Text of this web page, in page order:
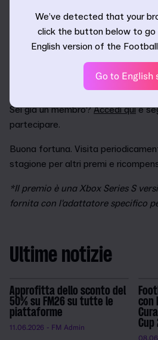
aggiornamenti sulle
chiunque altro e ottenere premi e
membri.
Se non ti sei ancora unito alla
Sei già un membro?Accedi quie
partecipare.
Buona fortuna. Visita
stagione per altri premi e
*Il premio è una Xbox Series S
fornita con l'adattatore specifico
Ultime notizie
Approfitta dello sconto del
50% su FM26 su tutte le
piattaforme
11.06.2026 - FM Admin
con
We’ve detected that your
click the button below to
English version of the
Go to English